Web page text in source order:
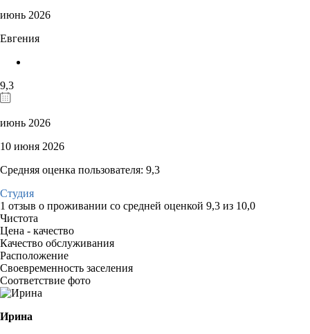
июнь 2026
Евгения
9,3
июнь 2026
10 июня 2026
Средняя оценка пользователя: 9,3
Студия
1 отзыв о проживании со средней оценкой 9,3 из 10,0
Чистота
Цена - качество
Качество обслуживания
Расположение
Своевременность заселения
Соответствие фото
Ирина